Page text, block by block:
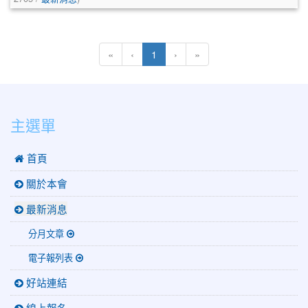
« ‹ 1 (current)
› »
主選單
首頁
關於本會
最新消息
分月文章
電子報列表
好站連結